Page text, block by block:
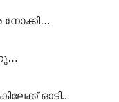
നോക്കി…
ഓടി..